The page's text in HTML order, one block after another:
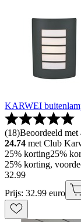
KARWEI
(18)Beoordeeld
24.74 met Club
25% korting25%
25% korting,
32.99
Prijs: 32.99 euro